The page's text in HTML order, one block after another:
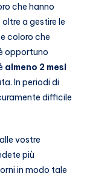
che hanno
a gestire le
coloro che
opportuno
almeno 2 mesi
In periodi di
difficile
vostre
più
in modo tale